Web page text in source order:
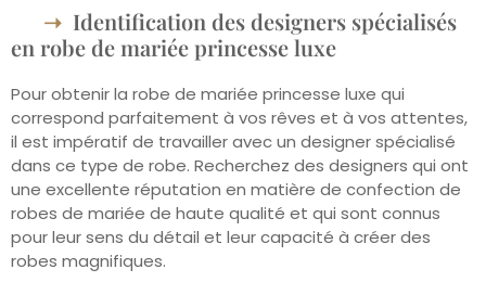
Identification des designers spécialisés
en robe de mariée princesse luxe
Pour obtenir la robe de mariée princesse luxe qui
correspond parfaitement à vos rêves et à vos attentes,
il est impératif de travailler avec un designer spécialisé
dans ce type de robe. Recherchez des designers qui ont
une excellente réputation en matière de confection de
robes de mariée de haute qualité et qui sont connus
pour leur sens du détail et leur capacité à créer des
robes magnifiques.